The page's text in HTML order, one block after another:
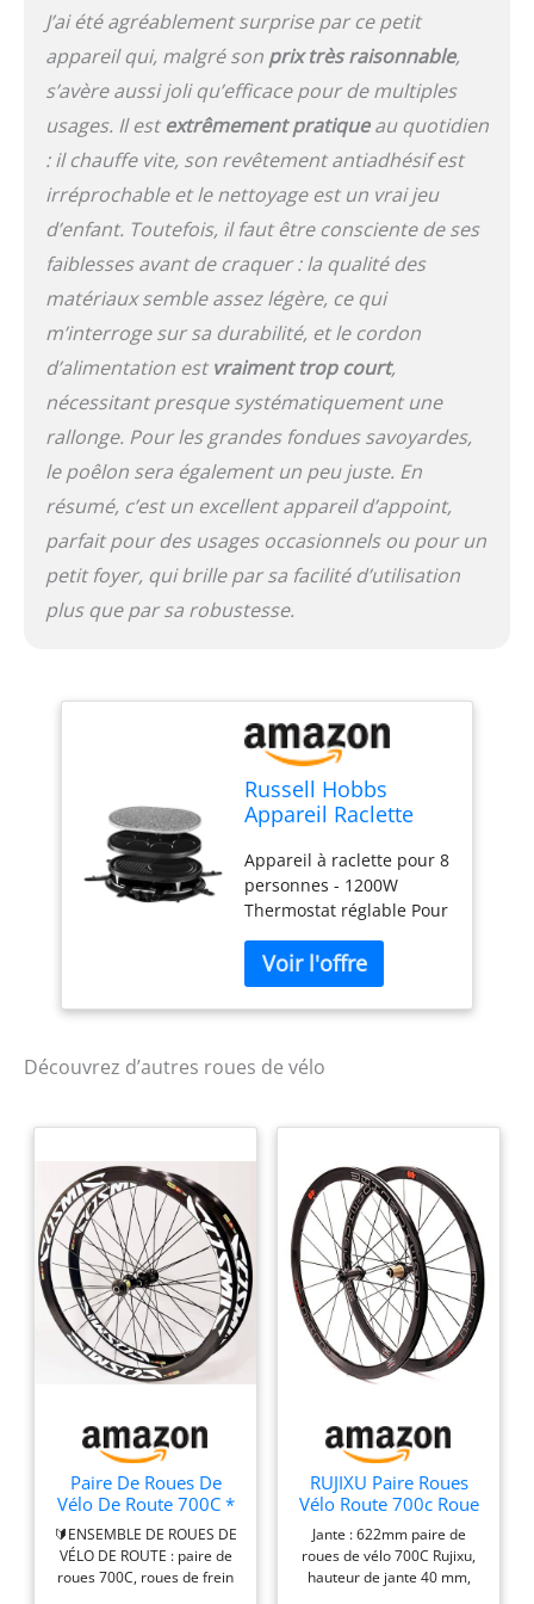
J’ai été agréablement surprise par ce petit
appareil qui, malgré son prix très raisonnable,
s’avère aussi joli qu’efficace pour de multiples
usages. Il est extrêmement pratiqueau quotidien
: il chauffe vite, son revêtement antiadhésif est
irréprochable et le nettoyage est un vrai jeu
d’enfant. Toutefois, il faut être consciente de ses
faiblesses avant de craquer : la qualité des
matériaux semble assez légère, ce qui
m’interroge sur sa durabilité, et le cordon
d’alimentation est vraiment trop court,
nécessitant presque systématiquement une
rallonge. Pour les grandes fondues savoyardes,
le poêlon sera également un peu juste. En
résumé, c’est un excellent appareil d’appoint,
parfait pour des usages occasionnels ou pour un
petit foyer, qui brille par sa facilité d’utilisation
plus que par sa robustesse.
Russell Hobbs
Appareil Raclette
Personnes 1400W,
Pierre de Cuisson,
Grill Réversible,
Pièces Compatibles
Lave-Vaisselle -
26280-56
Appareil à raclette pour 8
personnes - 1200W
Thermostat réglable Pour
8 personnes 3 plaques
amovibles (pierre à
griller, multi-crêpes /
grill-crêpes) 1 200 W de
Découvrez d’autres roues de vélo
Paire De Roues De
Vélo De Route 700C *
23C-25C-28C
40/50MM en Alliage
D'aluminium C/V,
Libération De Jante De
🔰ENSEMBLE DE ROUES DE
VÉLO DE ROUTE : paire de
roues 700C, roues de frein
RUJIXU Paire Roues
Vélo Route 700c Roue
Vélo Course Jantes
Double Paroi 40mm
8-11 Vitesses Cassette
Moyeu en Fibre De
Jante : 622mm paire de
roues de vélo 700C Rujixu,
hauteur de jante 40 mm,